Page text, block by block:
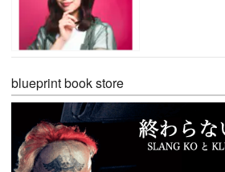
blueprint book store